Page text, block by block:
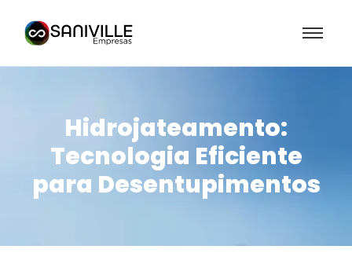
Hidrojateamento:
Tecnologia Eficiente
para Desentupimentos